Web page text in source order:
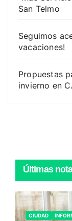
San Telmo
Seguimos
vacaciones!
Propuestas
invierno en
Últimas
CIUDAD